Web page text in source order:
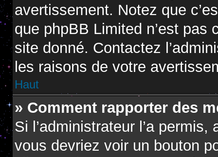
avertissement. Notez que
que phpBB Limited n’est pas
site donné. Contactez
les raisons de votre
Haut
» Comment rapporter des
Si l’administrateur l’a
vous devriez voir un bouton